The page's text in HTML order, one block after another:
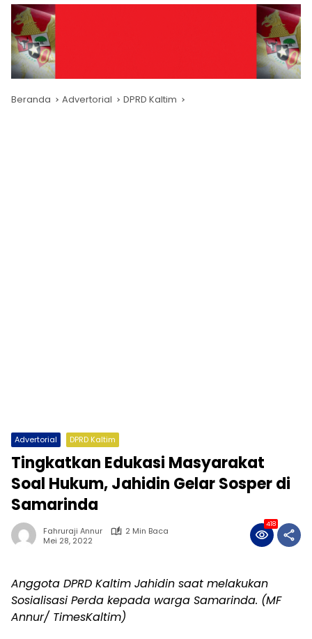
Beranda Advertorial DPRD Kaltim
Advertorial DPRD Kaltim
Tingkatkan Edukasi Masyarakat
Soal Hukum, Jahidin Gelar Sosper di
Samarinda
Fahruraji Annur
2 Min Baca
Mei 28, 2022
418
Anggota DPRD Kaltim Jahidin saat melakukan
Sosialisasi Perda kepada warga Samarinda. (MF
Annur/ TimesKaltim)